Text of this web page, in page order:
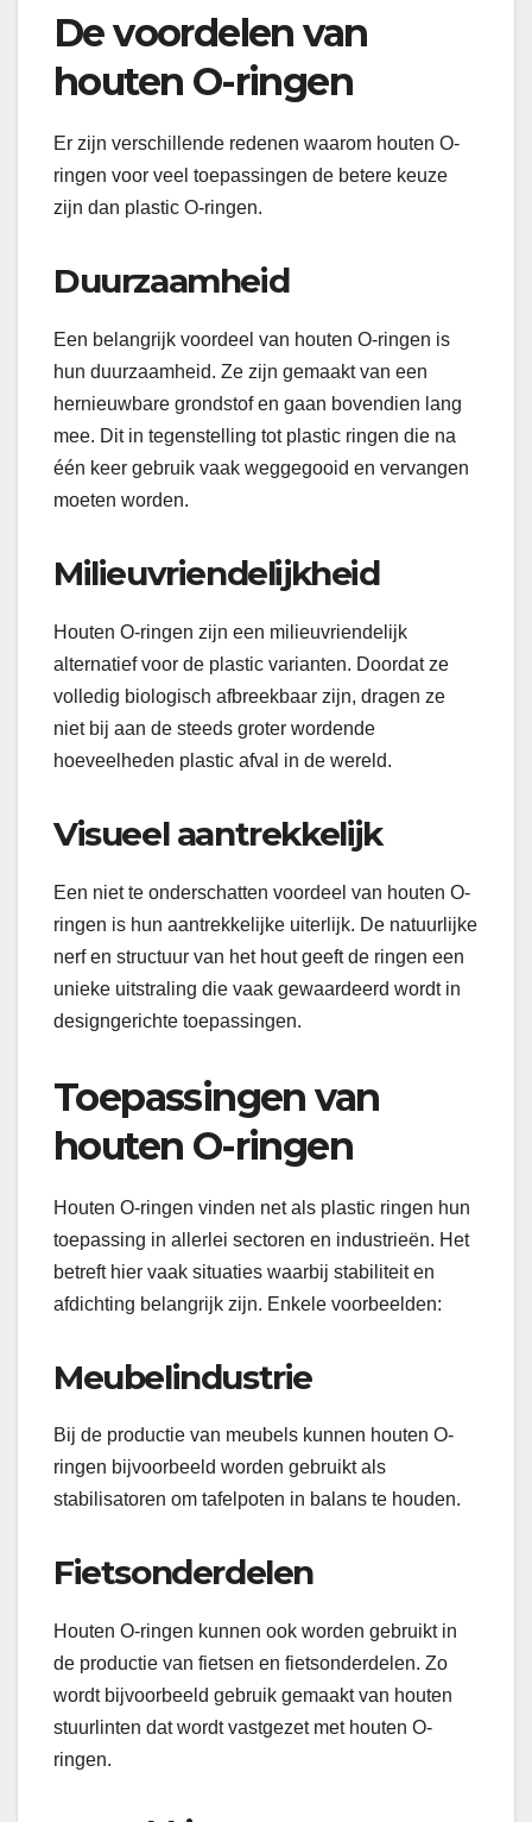
De voordelen van
houten O-ringen
Er zijn verschillende redenen waarom houten O-
ringen voor veel toepassingen de betere keuze
zijn dan plastic O-ringen.
Duurzaamheid
Een belangrijk voordeel van houten O-ringen is
hun duurzaamheid. Ze zijn gemaakt van een
hernieuwbare grondstof en gaan bovendien lang
mee. Dit in tegenstelling tot plastic ringen die na
één keer gebruik vaak weggegooid en vervangen
moeten worden.
Milieuvriendelijkheid
Houten O-ringen zijn een milieuvriendelijk
alternatief voor de plastic varianten. Doordat ze
volledig biologisch afbreekbaar zijn, dragen ze
niet bij aan de steeds groter wordende
hoeveelheden plastic afval in de wereld.
Visueel aantrekkelijk
Een niet te onderschatten voordeel van houten O-
ringen is hun aantrekkelijke uiterlijk. De natuurlijke
nerf en structuur van het hout geeft de ringen een
unieke uitstraling die vaak gewaardeerd wordt in
designgerichte toepassingen.
Toepassingen van
houten O-ringen
Houten O-ringen vinden net als plastic ringen hun
toepassing in allerlei sectoren en industrieën. Het
betreft hier vaak situaties waarbij stabiliteit en
afdichting belangrijk zijn. Enkele voorbeelden:
Meubelindustrie
Bij de productie van meubels kunnen houten O-
ringen bijvoorbeeld worden gebruikt als
stabilisatoren om tafelpoten in balans te houden.
Fietsonderdelen
Houten O-ringen kunnen ook worden gebruikt in
de productie van fietsen en fietsonderdelen. Zo
wordt bijvoorbeeld gebruik gemaakt van houten
stuurlinten dat wordt vastgezet met houten O-
ringen.